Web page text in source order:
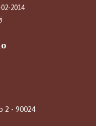
2014
2 - 90024